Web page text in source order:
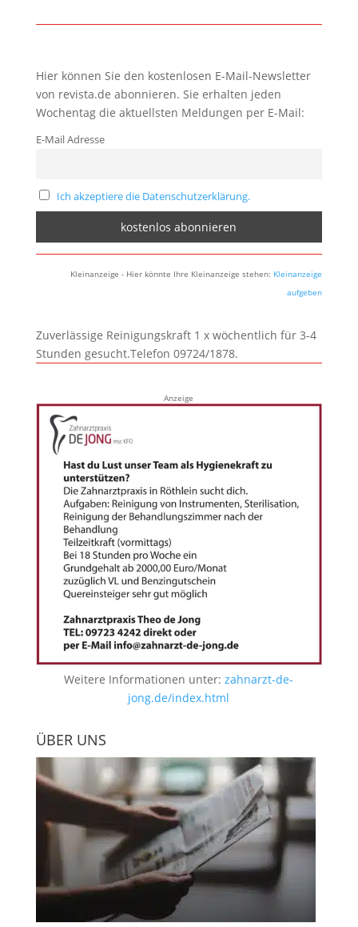
Hier können Sie den kostenlosen E-Mail-Newsletter
von revista.de abonnieren. Sie erhalten jeden
Wochentag die aktuellsten Meldungen per E-Mail:
E-Mail Adresse
Ich akzeptiere die Datenschutzerklärung.
Kleinanzeige - Hier könnte Ihre Kleinanzeige stehen: Kleinanzeige
aufgeben
Zuverlässige Reinigungskraft 1 x wöchentlich für 3-4
Stunden gesucht.Telefon 09724/1878.
Anzeige
Weitere Informationen unter:zahnarzt-de-
jong.de/index.html
ÜBER UNS